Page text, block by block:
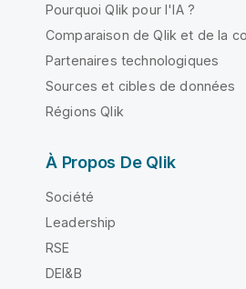
Pourquoi Qlik pour l'IA ?
Comparaison de Qlik et de la
Partenaires technologiques
Sources et cibles de données
Régions Qlik
À Propos De Qlik
Société
Leadership
RSE
DEI&B